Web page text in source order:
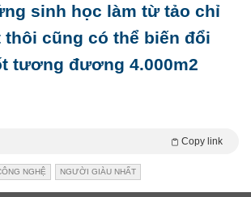
sinh học làm từ tảo chỉ
thôi cũng có thể biến đổi
tương đương 4.000m2
Copy link
NGHỆ NGƯỜI GIÀU NHẤT